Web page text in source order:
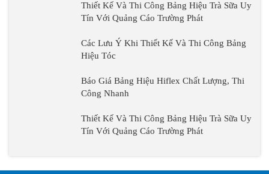
Thiết Kế Và Thi Công Bảng Hiệu Trà Sữa Uy
Tín Với Quảng Cáo Trường Phát
Các Lưu Ý Khi Thiết Kế Và Thi Công Bảng
Hiệu Tóc
Báo Giá Bảng Hiệu Hiflex Chất Lượng, Thi
Công Nhanh
Thiết Kế Và Thi Công Bảng Hiệu Trà Sữa Uy
Tín Với Quảng Cáo Trường Phát